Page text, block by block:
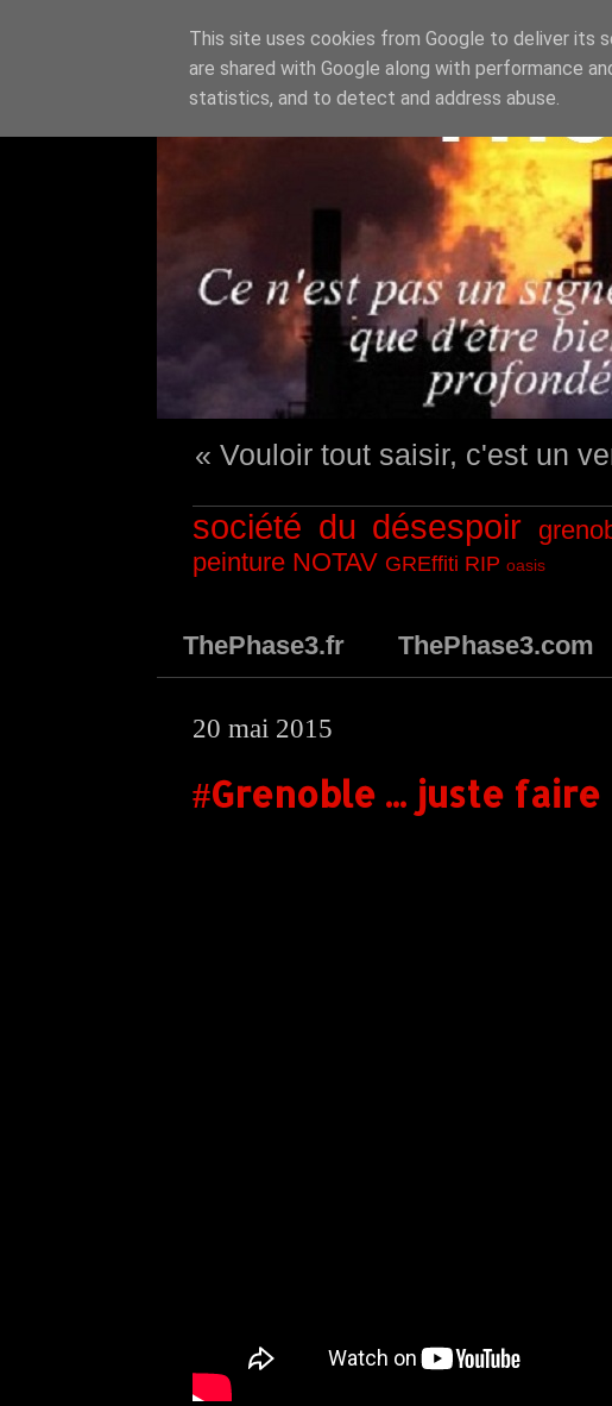
« Vouloir tout saisir, c'est un
société du désespoir
peinture NOTAV GREffiti RIP oasis
ThePhase3.fr ThePhase3.com
20 mai 2015
#Grenoble ... juste
This site uses cookies from Google to deliver its
are shared with Google along with performance
statistics, and to detect and address abuse.